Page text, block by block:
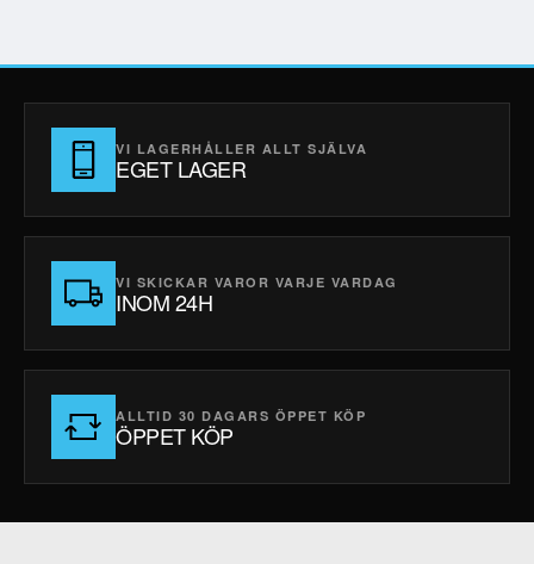
VI LAGERHÅLLER ALLT SJÄLVA
EGET LAGER
VI SKICKAR VAROR VARJE VARDAG
INOM 24H
ALLTID 30 DAGARS ÖPPET KÖP
ÖPPET KÖP